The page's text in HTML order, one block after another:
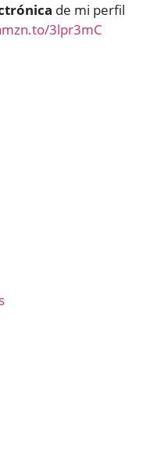
de mi perfil
3lpr3mC